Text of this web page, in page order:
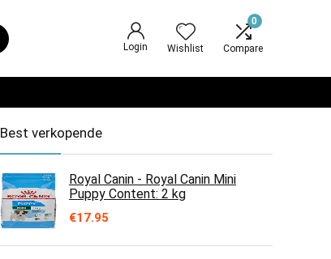
Login Wishlist
0
Compare
Best verkopende
Royal Canin - Royal Canin Mini
Puppy Content: 2 kg
€17.95